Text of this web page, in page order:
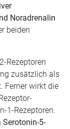
Noradrenalin
beiden
Rezeptoren
zusätzlich als
Ferner wirkt die
1-Rezeptoren.
Serotonin-5-